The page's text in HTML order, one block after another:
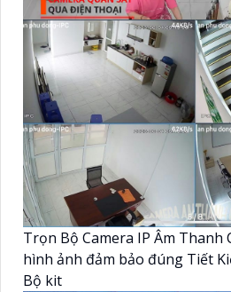
Trọn Bộ Camera IP Âm Thanh
hình ảnh đảm bảo đúng Tiết
Bộ kit